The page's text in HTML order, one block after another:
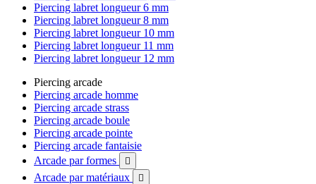
Piercing labret longueur 6 mm
Piercing labret longueur 8 mm
Piercing labret longueur 10 mm
Piercing labret longueur 11 mm
Piercing labret longueur 12 mm
Piercing arcade
Piercing arcade homme
Piercing arcade strass
Piercing arcade boule
Piercing arcade pointe
Piercing arcade fantaisie
Arcade par formes

Arcade par matériaux 